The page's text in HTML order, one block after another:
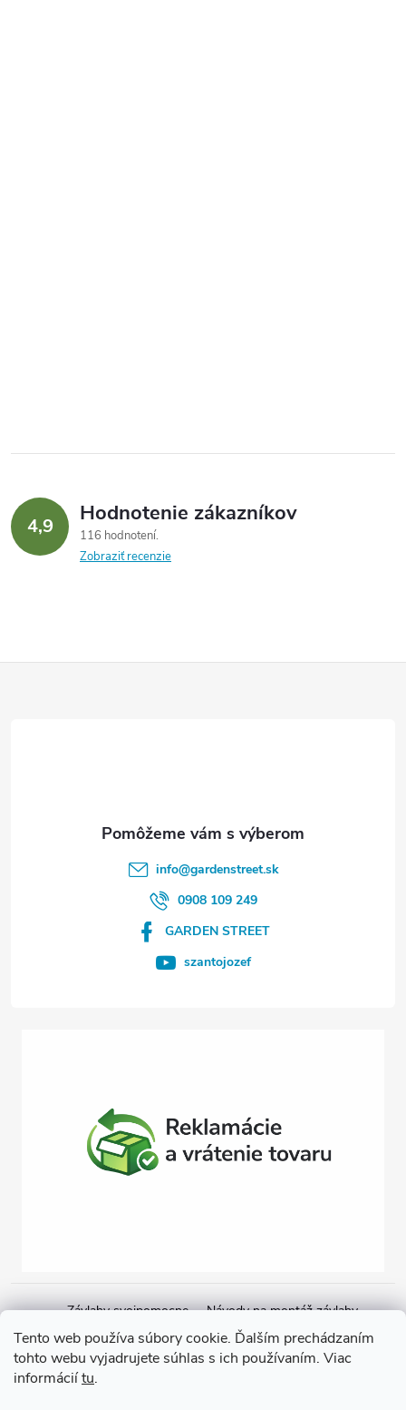
Tento web používa súbory cookie. Ďalším prechádzaním
tohto webu vyjadrujete súhlas s ich používaním. Viac
informáciítu.
4,9 Hodnotenie zákazníkov
116 hodnotení
Zobraziť recenzie
info@gardenstreet.sk
0908 109 249
GARDEN STREET
szantojozef
Závlahy svojpomocne
Návody na montáž závlahy
Cenová ponuka na závlahu
Blogové články
Čerpacie zostavy
Poradenstvo
Ponorné čerpadlá